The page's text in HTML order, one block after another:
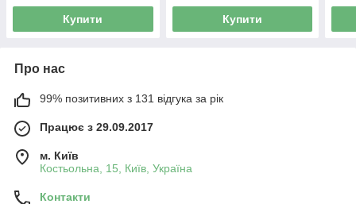
Купити Купити
Про нас
99% позитивних з 131 відгука за рік
Працює з 29.09.2017
м. Київ
Костьольна, 15, Київ, Україна
Контакти